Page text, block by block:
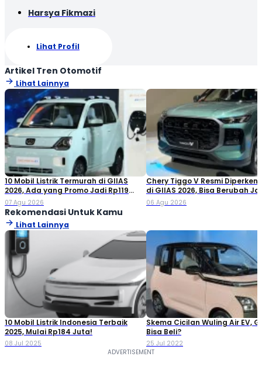
Harsya Fikmazi
Lihat Profil
Artikel Tren Otomotif
Lihat Lainnya
10 Mobil Listrik Termurah di GIIAS
2026, Ada yang Promo Jadi Rp119
Jutaan!
07 Agu 2026
Chery Tiggo V Resmi
di GIIAS 2026, Bisa Berubah
Double Cabin
06 Agu 2026
Rekomendasi Untuk Kamu
Lihat Lainnya
10 Mobil Listrik Indonesia Terbaik
2025, Mulai Rp184 Juta!
08 Jul 2025
Skema Cicilan Wuling Air EV,
Bisa Beli?
25 Jul 2022